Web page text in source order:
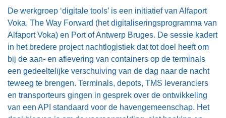
De werkgroep ‘digitale tools’ is een initiatief van Alfaport
Voka, The Way Forward (het digitaliseringsprogramma van
Alfaport Voka) en Port of Antwerp Bruges. De sessie kadert
in het bredere project nachtlogistiek dat tot doel heeft om
bij de aan- en aflevering van containers op de terminals
een gedeeltelijke verschuiving van de dag naar de nacht
teweeg te brengen. Terminals, depots, TMS leveranciers
en transporteurs gingen in gesprek over de ontwikkeling
van een API standaard voor de havengemeenschap. Het